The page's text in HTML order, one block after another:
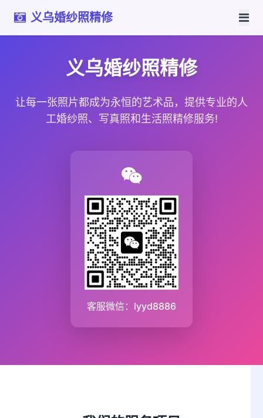
义乌婚纱照精修
义乌婚纱照精修
让每一张照片都成为永恒的艺术品，提供专业的人
工婚纱照、写真照和生活照精修服务!
客服微信：lyyd8886